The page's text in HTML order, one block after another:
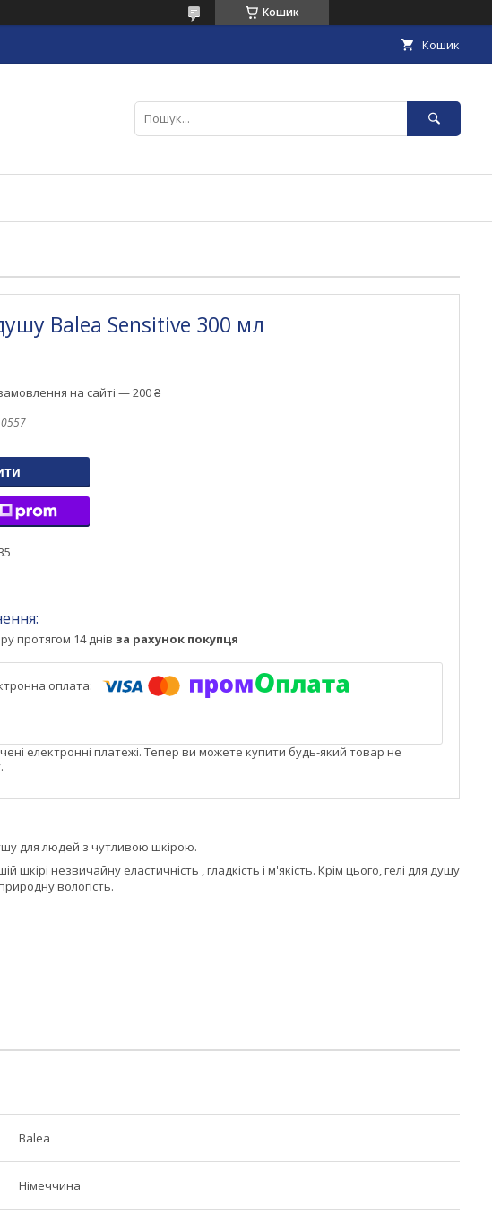
Кошик
Кошик
Balea Sensitive 300 мл
на сайті — 200 ₴
0557
протягом 14 днів за рахунок покупця
електронні платежі. Тепер ви можете купити будь-який товар не
для людей з чутливою шкірою.
незвичайну еластичність , гладкість і м'якість. Крім цього, гелі для душу
вологість.
Balea
Німеччина